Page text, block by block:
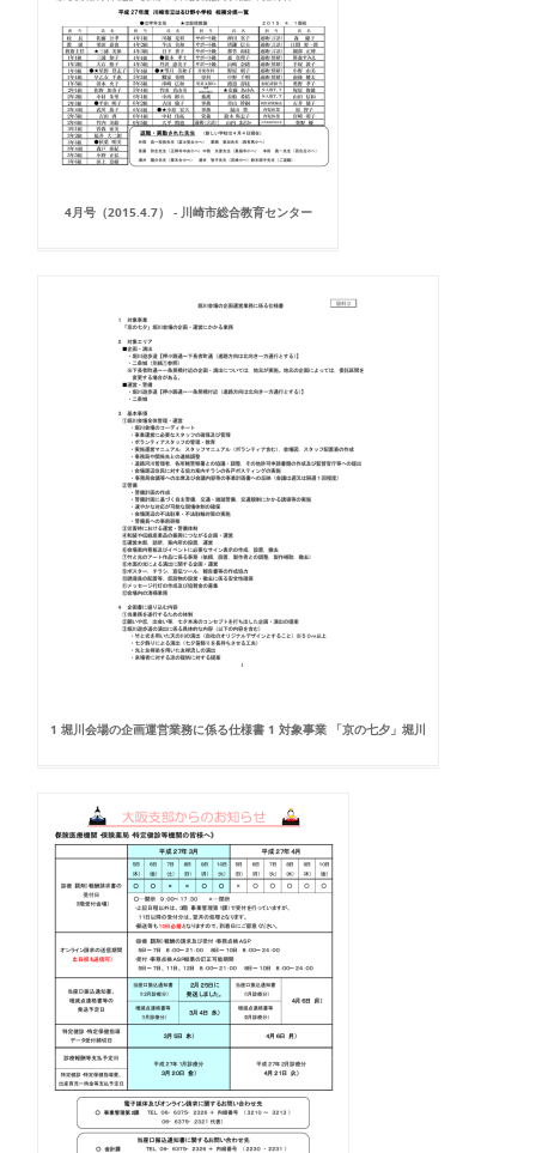
4月号（2015.4.7） - 川崎市総合教育センター
1 堀川会場の企画運営業務に係る仕様書 1 対象事業 「京の七夕」堀川